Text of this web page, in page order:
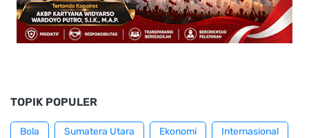
TOPIK POPULER
Bola Sumatera Utara Ekonomi Internasional